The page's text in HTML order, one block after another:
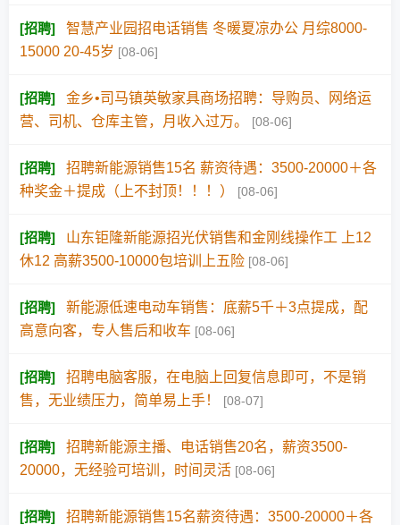
[招聘]
智慧产业园招电话销售 冬暖夏凉办公 月综8000-
15000 20-45岁 [08-06]
[招聘]
金乡•司马镇英敏家具商场招聘：导购员、网络运
营、司机、仓库主管，月收入过万。
[08-06]
[招聘]
招聘新能源销售15名 薪资待遇：3500-20000＋各
种奖金＋提成（上不封顶！！！）
[08-06]
[招聘]
山东钜隆新能源招光伏销售和金刚线操作工 上12
休12 高薪3500-10000包培训上五险 [08-06]
[招聘]
新能源低速电动车销售：底薪5千＋3点提成，配
高意向客，专人售后和收车 [08-06]
[招聘]
招聘电脑客服，在电脑上回复信息即可，不是销
售，无业绩压力，简单易上手！
[08-07]
[招聘]
招聘新能源主播、电话销售20名，薪资3500-
20000，无经验可培训，时间灵活 [08-06]
[招聘] 招聘新能源销售15名薪资待遇：3500-20000＋各